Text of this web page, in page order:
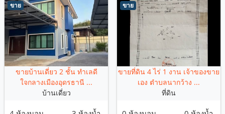
ขาย
ขายบ้านเดี่ยว 2 ชั้น ทำเลดี
ใจกลางเมืองอุดรธานี ...
บ้านเดี่ยว
ขาย
ขายที่ดิน 4 ไร่ 1 งาน เจ้าของขาย
เอง ตำบลนากว้าง ...
ที่ดิน